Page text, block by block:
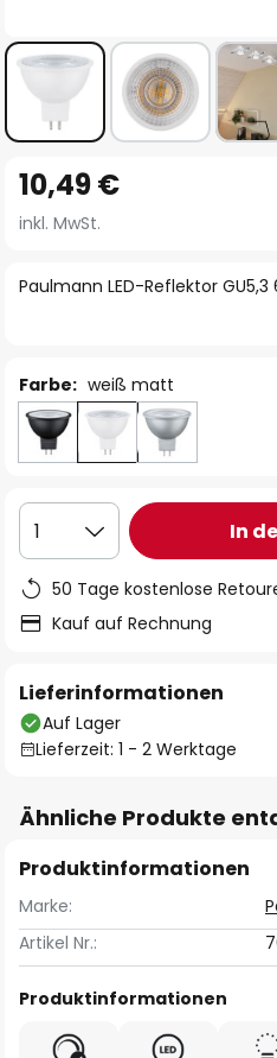
Anfang
der
springen
Paulmann LED-Reflektor
10,49 €
inkl. MwSt.
Farbe: weiß matt
1 In
50 Tage kostenlose
Kauf auf Rechnung
Lieferinformationen
Auf Lager
Lieferzeit: 1 - 2 Werktage
Ähnliche Produkte
Produktinformationen
Marke:
Artikel Nr.:
Produktinformationen